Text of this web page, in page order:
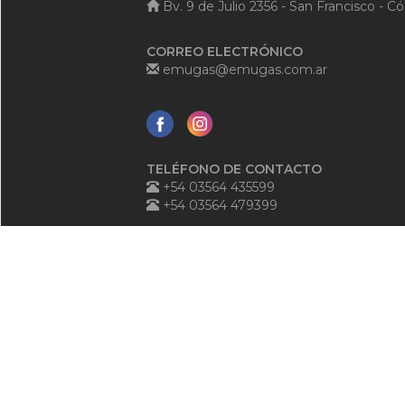
Bv. 9 de Julio 2356 - San Francisco -
CORREO ELECTRÓNICO
emugas@emugas.com.ar
TELÉFONO DE CONTACTO
+54 03564 435599
+54 03564 479399